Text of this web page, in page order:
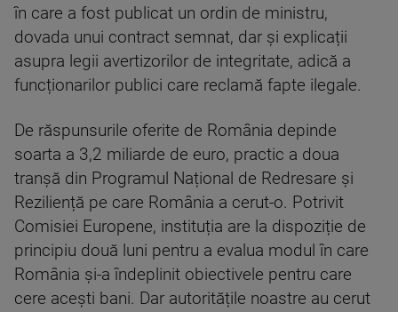
în care a fost publicat un ordin de ministru,
dovada unui contract semnat, dar și explicații
asupra legii avertizorilor de integritate, adică a
funcționarilor publici care reclamă fapte ilegale.
De răspunsurile oferite de România depinde
soarta a 3,2 miliarde de euro, practic a doua
tranșă din Programul Național de Redresare și
Reziliență pe care România a cerut-o. Potrivit
Comisiei Europene, instituția are la dispoziție de
principiu două luni pentru a evalua modul în care
România și-a îndeplinit obiectivele pentru care
cere acești bani. Dar autoritățile noastre au cerut